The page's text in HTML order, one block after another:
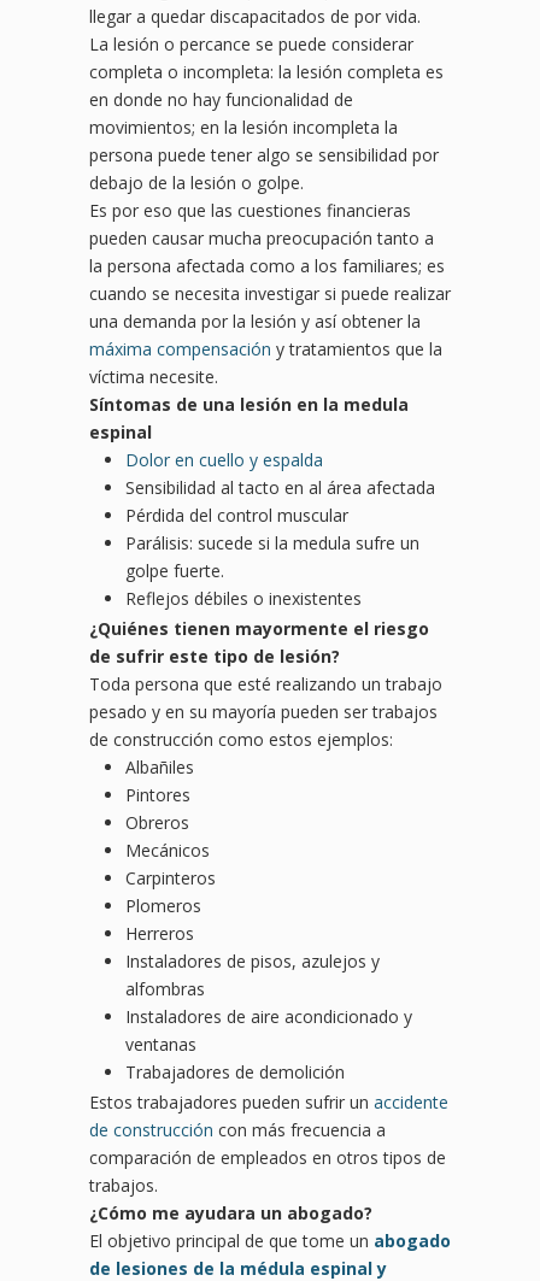
llegar a quedar discapacitados de por vida.
La lesión o percance se puede considerar
completa o incompleta: la lesión completa es
en donde no hay funcionalidad de
movimientos; en la lesión incompleta la
persona puede tener algo se sensibilidad por
debajo de la lesión o golpe.
Es por eso que las cuestiones financieras
pueden causar mucha preocupación tanto a
la persona afectada como a los familiares; es
cuando se necesita investigar si puede realizar
una demanda por la lesión y así obtener la
máxima compensación y tratamientos que la
víctima necesite.
Síntomas de una lesión en la medula
espinal
Dolor en cuello y espalda
Sensibilidad al tacto en al área afectada
Pérdida del control muscular
Parálisis: sucede si la medula sufre un
golpe fuerte.
Reflejos débiles o inexistentes
¿Quiénes tienen mayormente el riesgo
de sufrir este tipo de lesión?
Toda persona que esté realizando un trabajo
pesado y en su mayoría pueden ser trabajos
de construcción como estos ejemplos:
Albañiles
Pintores
Obreros
Mecánicos
Carpinteros
Plomeros
Herreros
Instaladores de pisos, azulejos y
alfombras
Instaladores de aire acondicionado y
ventanas
Trabajadores de demolición
Estos trabajadores pueden sufrir un accidente
de construcción con más frecuencia a
comparación de empleados en otros tipos de
trabajos.
¿Cómo me ayudara un abogado?
El objetivo principal de que tome un abogado
de lesiones de la médula espinal y